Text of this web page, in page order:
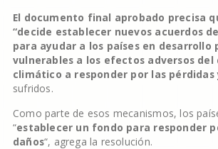
El documento final aprobado precisa
“decide establecer nuevos acuerdos
para ayudar a los países en
vulnerables a los efectos adversos del
climático a responder por las pérdidas
sufridos.
Como parte de esos mecanismos, los
“establecer un fondo para responder
daños“, agrega la resolución.